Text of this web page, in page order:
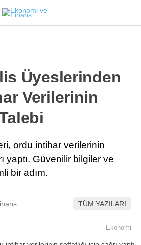
26°
İSTANBUL
Üyeslerinden
Verilerinin
ordu intihar verilerinin
yaptı. Güvenilir bilgiler ve
bir adım.
TÜM YAZILARI
Ekonomi